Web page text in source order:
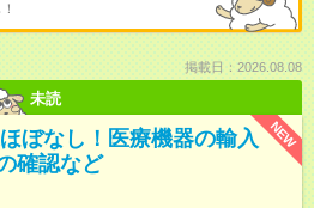
掲載日：2026.08.08
未読
NEW
ぼなし！医療機器の輸入
確認など